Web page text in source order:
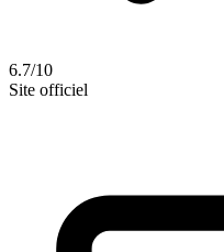
6.7/10
Site officiel